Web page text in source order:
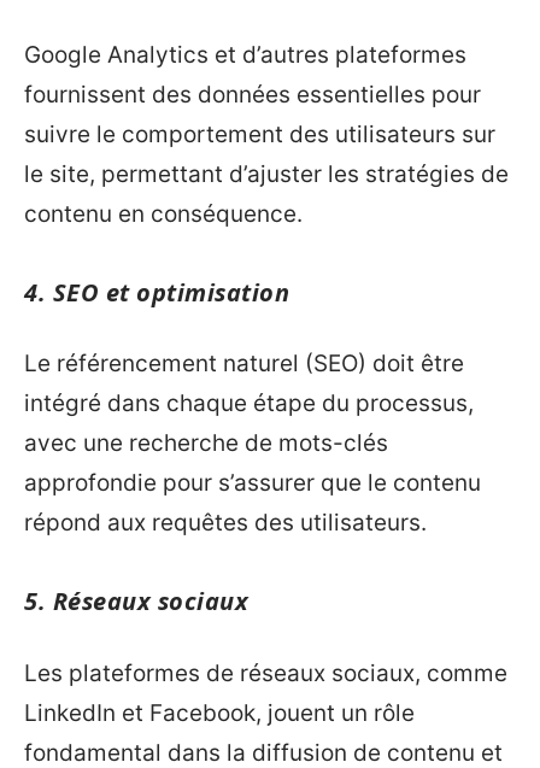
Google Analytics et d’autres plateformes
fournissent des données essentielles pour
suivre le comportement des utilisateurs sur
le site, permettant d’ajuster les stratégies de
contenu en conséquence.
4. SEO et optimisation
Le référencement naturel (SEO) doit être
intégré dans chaque étape du processus,
avec une recherche de mots-clés
approfondie pour s’assurer que le contenu
répond aux requêtes des utilisateurs.
5. Réseaux sociaux
Les plateformes de réseaux sociaux, comme
LinkedIn et Facebook, jouent un rôle
fondamental dans la diffusion de contenu et